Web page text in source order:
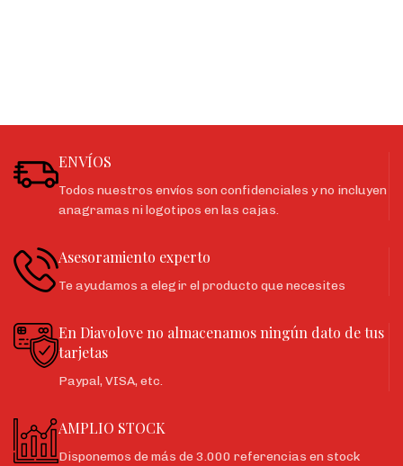
ENVÍOS
Todos nuestros envíos son confidenciales y no incluyen
anagramas ni logotipos en las cajas.
Asesoramiento experto
Te ayudamos a elegir el producto que necesites
En Diavolove no almacenamos ningún dato de tus
tarjetas
Paypal, VISA, etc.
AMPLIO STOCK
Disponemos de más de 3.000 referencias en stock